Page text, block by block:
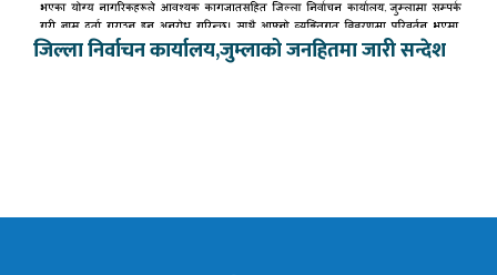
जिल्ला निर्वाचन कार्यालय,जुम्लाको जनहितमा जारी सन्देश